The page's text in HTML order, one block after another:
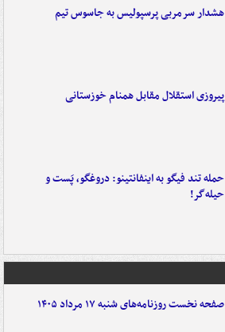
هشدار سرمربی پرسپولیس به جاسوس تیم
پیروزی استقلال مقابل همنام خوزستانی
حمله تند فیگو به اینفانتینو: دروغگو، پَست‌ و
حیله‌گر!
صفحه نخست روزنامه‌های شنبه ۱۷ مرداد ۱۴۰۵